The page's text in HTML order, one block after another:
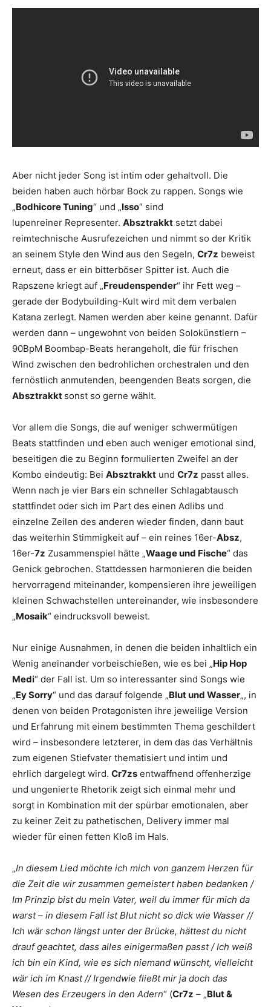
Aber nicht jeder Song ist intim oder gehaltvoll. Die
beiden haben auch hörbar Bock zu rappen. Songs wie
„Bodhicore Tuning“ und „Isso“ sind
lupenreiner Representer. Absztrakkt setzt dabei
reimtechnische Ausrufezeichen und nimmt so der Kritik
an seinem Style den Wind aus den Segeln, Cr7z beweist
erneut, dass er ein bitterböser Spitter ist. Auch die
Rapszene kriegt auf „Freudenspender“ ihr Fett weg –
gerade der Bodybuilding-Kult wird mit dem verbalen
Katana zerlegt. Namen werden aber keine genannt. Dafür
werden dann – ungewohnt von beiden Solokünstlern –
90BpM Boombap-Beats herangeholt, die für frischen
Wind zwischen den bedrohlichen orchestralen und den
fernöstlich anmutenden, beengenden Beats sorgen, die
Absztrakkt sonst so gerne wählt.
Vor allem die Songs, die auf weniger schwermütigen
Beats stattfinden und eben auch weniger emotional sind,
beseitigen die zu Beginn formulierten Zweifel an der
Kombo eindeutig: Bei Absztrakkt und Cr7z passt alles.
Wenn nach je vier Bars ein schneller Schlagabtausch
stattfindet oder sich im Part des einen Adlibs und
einzelne Zeilen des anderen wieder finden, dann baut
das weiterhin Stimmigkeit auf – ein reines 16er-Absz,
16er-7z Zusammenspiel hätte „Waage und Fische“ das
Genick gebrochen. Stattdessen harmonieren die beiden
hervorragend miteinander, kompensieren ihre jeweiligen
kleinen Schwachstellen untereinander, wie insbesondere
„Mosaik“ eindrucksvoll beweist.
Nur einige Ausnahmen, in denen die beiden inhaltlich ein
Wenig aneinander vorbeischießen, wie es bei „Hip Hop
Medi“ der Fall ist. Um so interessanter sind Songs wie
„Ey Sorry“ und das darauf folgende „Blut und Wasser„, in
denen von beiden Protagonisten ihre jeweilige Version
und Erfahrung mit einem bestimmten Thema geschildert
wird – insbesondere letzterer, in dem das das Verhältnis
zum eigenen Stiefvater thematisiert und intim und
ehrlich dargelegt wird. Cr7zs entwaffnend offenherzige
und ungenierte Rhetorik zeigt sich einmal mehr und
sorgt in Kombination mit der spürbar emotionalen, aber
zu keiner Zeit zu pathetischen, Delivery immer mal
wieder für einen fetten Kloß im Hals.
„In diesem Lied möchte ich mich von ganzem Herzen für
die Zeit die wir zusammen gemeistert haben bedanken /
Im Prinzip bist du mein Vater, weil du immer für mich da
warst – in diesem Fall ist Blut nicht so dick wie Wasser //
Ich wär schon längst unter der Brücke, hättest du nicht
drauf geachtet, dass alles einigermaßen passt / Ich weiß
ich bin ein Kind, wie es sich niemand wünscht, vielleicht
wär ich im Knast // Irgendwie fließt mir ja doch das
Wesen des Erzeugers in den Adern“ (Cr7z – „Blut &